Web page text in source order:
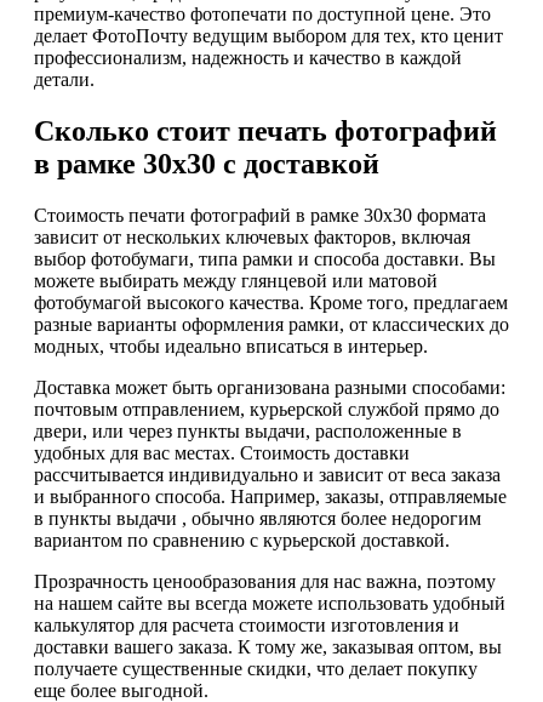
премиум-качество фотопечати по доступной цене. Это
делает ФотоПочту ведущим выбором для тех, кто ценит
профессионализм, надежность и качество в каждой
детали.
Сколько стоит печать фотографий
в рамке 30х30 с доставкой
Стоимость печати фотографий в рамке 30х30 формата
зависит от нескольких ключевых факторов, включая
выбор фотобумаги, типа рамки и способа доставки. Вы
можете выбирать между глянцевой или матовой
фотобумагой высокого качества. Кроме того, предлагаем
разные варианты оформления рамки, от классических до
модных, чтобы идеально вписаться в интерьер.
Доставка может быть организована разными способами:
почтовым отправлением, курьерской службой прямо до
двери, или через пункты выдачи, расположенные в
удобных для вас местах. Стоимость доставки
рассчитывается индивидуально и зависит от веса заказа
и выбранного способа. Например, заказы, отправляемые
в пункты выдачи , обычно являются более недорогим
вариантом по сравнению с курьерской доставкой.
Прозрачность ценообразования для нас важна, поэтому
на нашем сайте вы всегда можете использовать удобный
калькулятор для расчета стоимости изготовления и
доставки вашего заказа. К тому же, заказывая оптом, вы
получаете существенные скидки, что делает покупку
еще более выгодной.